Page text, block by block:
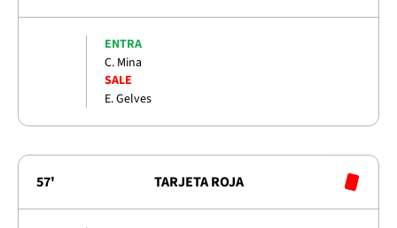
ENTRA
C. Mina
SALE
E. Gelves
57' TARJETA ROJA